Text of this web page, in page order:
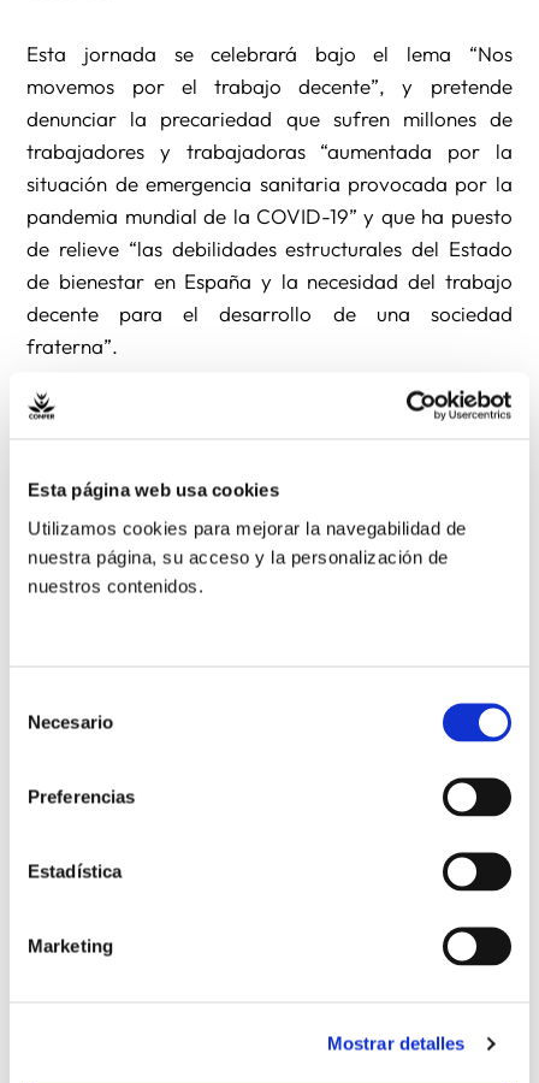
Esta página web usa cookies
Utilizamos cookies para mejorar la navegabilidad de
nuestra página, su acceso y la personalización de
nuestros contenidos.
Necesario
Preferencias
Estadística
Marketing
Mostrar detalles
Esta jornada se celebrará bajo el lema “Nos
movemos por el trabajo decente”, y pretende
denunciar la precariedad que sufren millones de
trabajadores y trabajadoras “aumentada por la
situación de emergencia sanitaria provocada por la
pandemia mundial de la COVID-19” y que ha puesto
de relieve “las debilidades estructurales del Estado
de bienestar en España y la necesidad del trabajo
decente para el desarrollo de una sociedad
fraterna”.
Ante esa situación, ITD invita a “movernos en
reclamando un trabajo decente”. Urge, para ello, “a
el trabajo decente sea una realidad accesible para
todas las personas, con condiciones que permitan
reivindicaciones que puedes leer íntegramente
Asimismo, animan a sumarse en las redes sociales a
hashtag #NosMovemosPorElTrabajoDecente